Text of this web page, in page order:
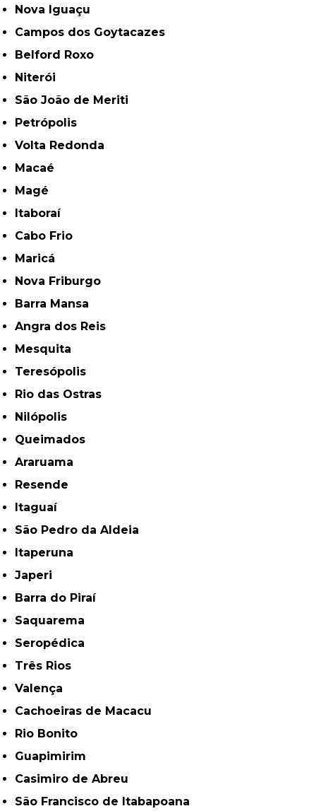
Nova Iguaçu
Campos dos Goytacazes
Belford Roxo
Niterói
São João de Meriti
Petrópolis
Volta Redonda
Macaé
Magé
Itaboraí
Cabo Frio
Maricá
Nova Friburgo
Barra Mansa
Angra dos Reis
Mesquita
Teresópolis
Rio das Ostras
Nilópolis
Queimados
Araruama
Resende
Itaguaí
São Pedro da Aldeia
Itaperuna
Japeri
Barra do Piraí
Saquarema
Seropédica
Três Rios
Valença
Cachoeiras de Macacu
Rio Bonito
Guapimirim
Casimiro de Abreu
São Francisco de Itabapoana